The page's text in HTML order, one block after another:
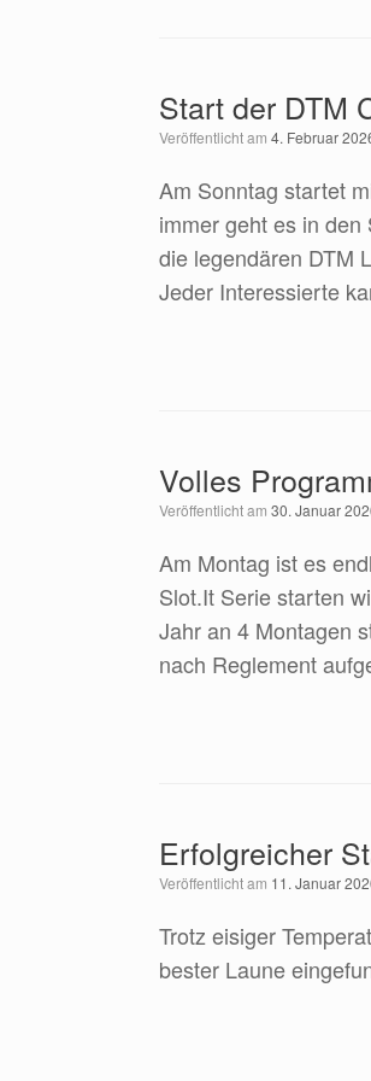
Start der DTM
Veröffentlicht am 4. Februar
Am Sonntag startet
immer geht es in
die legendären DTM
Jeder Interessierte
Volles
Veröffentlicht am 30. Januar
Am Montag ist es
Slot.It Serie starten
Jahr an 4 Montagen
nach Reglement
Erfolgreicher
Veröffentlicht am 11. Januar
Trotz eisiger
bester Laune